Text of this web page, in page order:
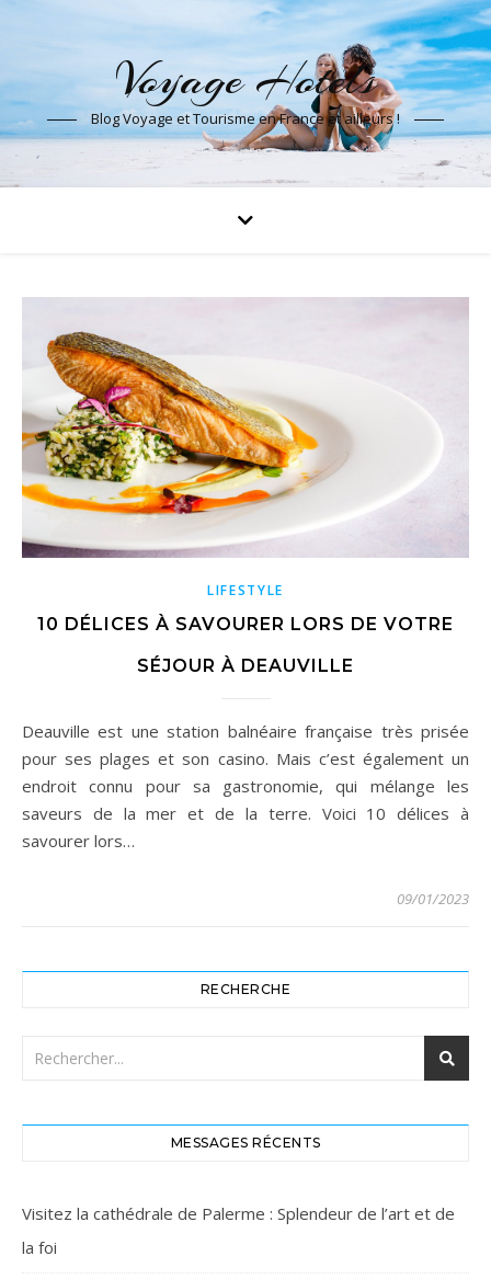
Voyage Hotels
Blog Voyage et Tourisme en France et ailleurs !
LIFESTYLE
10 DÉLICES À SAVOURER LORS DE VOTRE
SÉJOUR À DEAUVILLE
Deauville est une station balnéaire française très prisée
pour ses plages et son casino. Mais c’est également un
endroit connu pour sa gastronomie, qui mélange les
saveurs de la mer et de la terre. Voici 10 délices à
savourer lors…
09/01/2023
RECHERCHE
MESSAGES RÉCENTS
Visitez la cathédrale de Palerme : Splendeur de l’art et de
la foi